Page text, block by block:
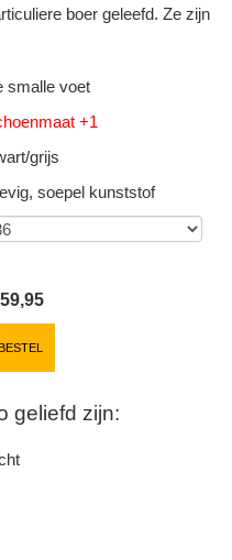
boer geleefd. Ze zijn
smalle voet
+1
grijs
soepel kunststof
59,95
geliefd zijn: